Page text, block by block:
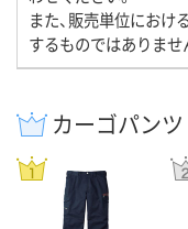
また、販売単位におけ
するものではありませ
カーゴパン